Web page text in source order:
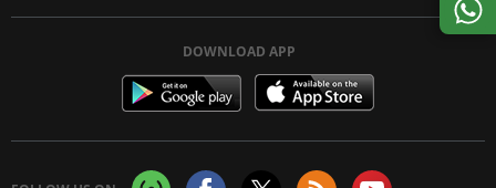
DOWNLOAD APP